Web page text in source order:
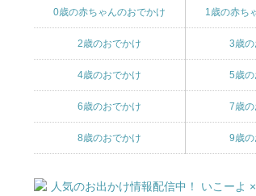
0歳の赤ちゃんのおでかけ 1歳の赤ち
2歳のおでかけ 3歳の
4歳のおでかけ 5歳の
6歳のおでかけ 7歳の
8歳のおでかけ 9歳の